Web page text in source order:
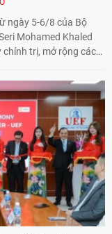
ngày 5-6/8 của Bộ
Mohamed Khaled
chính trị, mở rộng các
chất.